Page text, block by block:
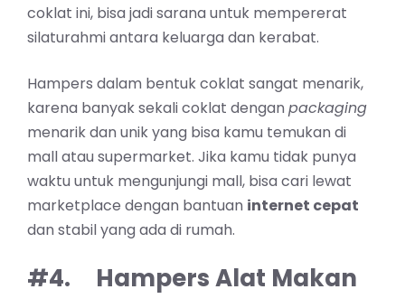
coklat ini, bisa jadi sarana untuk mempererat
silaturahmi antara keluarga dan kerabat.
Hampers dalam bentuk coklat sangat menarik,
karena banyak sekali coklat dengan packaging
menarik dan unik yang bisa kamu temukan di
mall atau supermarket. Jika kamu tidak punya
waktu untuk mengunjungi mall, bisa cari lewat
marketplace dengan bantuan internet cepat
dan stabil yang ada di rumah.
#4. Hampers Alat Makan